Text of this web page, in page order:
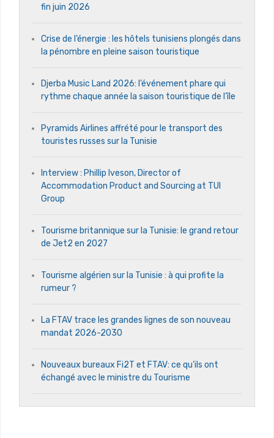
fin juin 2026
Crise de l’énergie : les hôtels tunisiens plongés dans
la pénombre en pleine saison touristique
Djerba Music Land 2026: l’événement phare qui
rythme chaque année la saison touristique de l’île
Pyramids Airlines affrété pour le transport des
touristes russes sur la Tunisie
Interview : Phillip Iveson, Director of
Accommodation Product and Sourcing at TUI
Group
Tourisme britannique sur la Tunisie: le grand retour
de Jet2 en 2027
Tourisme algérien sur la Tunisie : à qui profite la
rumeur ?
La FTAV trace les grandes lignes de son nouveau
mandat 2026-2030
Nouveaux bureaux Fi2T et FTAV: ce qu’ils ont
échangé avec le ministre du Tourisme